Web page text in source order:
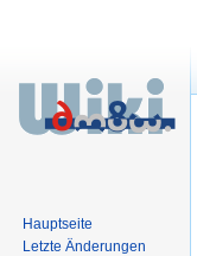
Hauptseite
Letzte Änderungen